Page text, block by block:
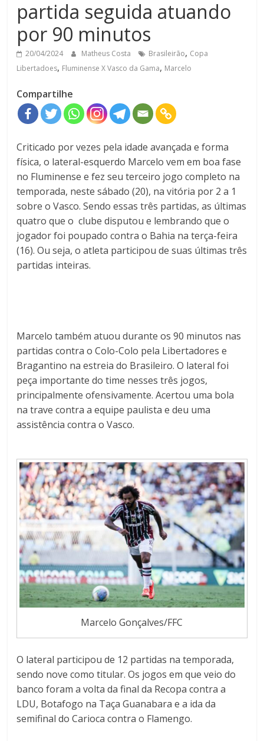
partida seguida atuando
por 90 minutos
20/04/2024 Matheus Costa Brasileirão, Copa
Libertadoes, Fluminense X Vasco da Gama, Marcelo
Compartilhe
Criticado por vezes pela idade avançada e forma
física, o lateral-esquerdo Marcelo vem em boa fase
no Fluminense e fez seu terceiro jogo completo na
temporada, neste sábado (20), na vitória por 2 a 1
sobre o Vasco. Sendo essas três partidas, as últimas
quatro que o clube disputou e lembrando que o
jogador foi poupado contra o Bahia na terça-feira
(16).Ou seja, o atleta participou de suas últimas três
partidas inteiras.
Marcelo também atuou durante os 90 minutos nas
partidas contra o Colo-Colo pela Libertadores e
Bragantino na estreia do Brasileiro. O lateral foi
peça importante do time nesses três jogos,
principalmente ofensivamente. Acertou uma bola
na trave contra a equipe paulista e deu uma
assistência contra o Vasco.
Marcelo Gonçalves/FFC
O lateral participou de 12 partidas na temporada,
sendo nove como titular. Os jogos em que veio do
banco foram a volta da final da Recopa contra a
LDU, Botafogo na Taça Guanabara e a ida da
semifinal do Carioca contra o Flamengo.